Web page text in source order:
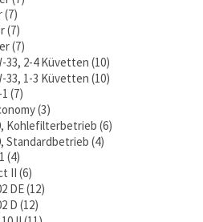
7
7
7
33, 2-4 Küvetten 10
33, 1-3 Küvetten 10
7
3
Kohlefilterbetrieb 6
Standardbetrieb 4
4
II 6
DE 12
D 12